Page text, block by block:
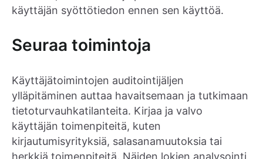
käyttäjän syöttötiedon ennen sen käyttöä.
Seuraa toimintoja
Käyttäjätoimintojen auditointijäljen
ylläpitäminen auttaa havaitsemaan ja tutkimaan
tietoturvauhkatilanteita. Kirjaa ja valvo
käyttäjän toimenpiteitä, kuten
kirjautumisyrityksiä, salasanamuutoksia tai
herkkiä toimenpiteitä. Näiden lokien analysointi